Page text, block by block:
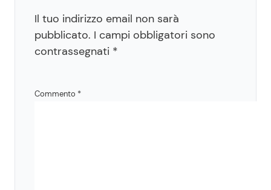
Il tuo indirizzo email non sarà
pubblicato. I campi obbligatori sono
contrassegnati *
Commento *